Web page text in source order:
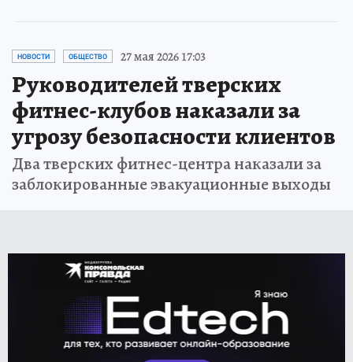
НОВОСТИ ОБЩЕСТВО 27 мая 2026 17:03
Руководителей тверских
фитнес-клубов наказали за
угрозу безопасности клиентов
Два тверских фитнес-центра наказали за
заблокированные эвакуационные выходы